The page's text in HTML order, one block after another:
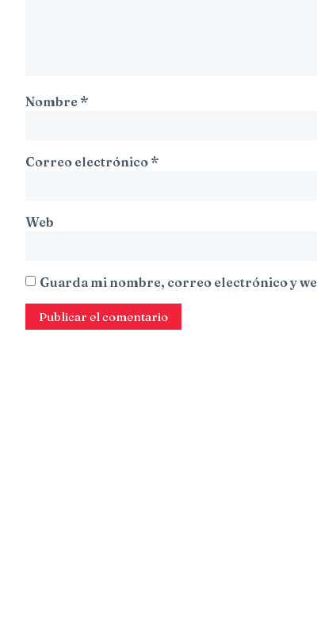
Nombre *
Correo electrónico *
Web
Guarda mi nombre, correo electrónico y